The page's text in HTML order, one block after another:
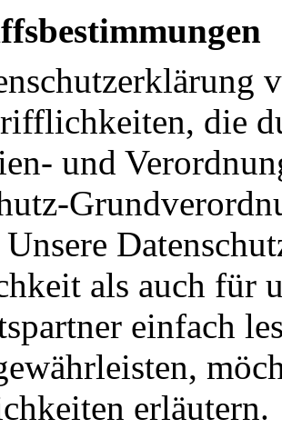
die
und
als auch für
einfach
erläutern.